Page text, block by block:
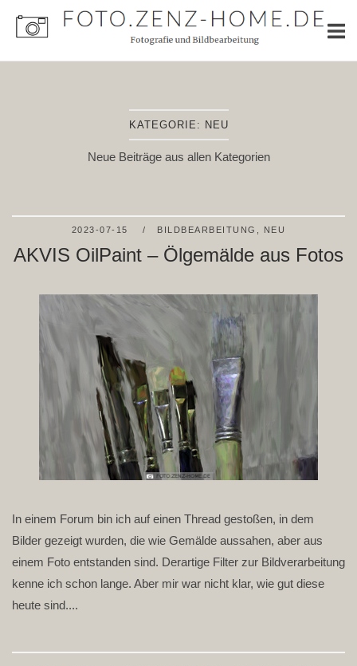
Home
KATEGORIE: NEU
Neue Beiträge aus allen Kategorien
2023-07-15 BILDBEARBEITUNG NEU
AKVIS OilPaint – Ölgemälde aus Fotos
In einem Forum bin ich auf einen Thread gestoßen, in dem
Bilder gezeigt wurden, die wie Gemälde aussahen, aber aus
einem Foto entstanden sind. Derartige Filter zur Bildverarbeitung
kenne ich schon lange. Aber mir war nicht klar, wie gut diese
heute sind....